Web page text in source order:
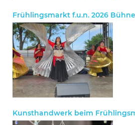
Frühlingsmarkt f.u.n. 2026
Kunsthandwerk beim